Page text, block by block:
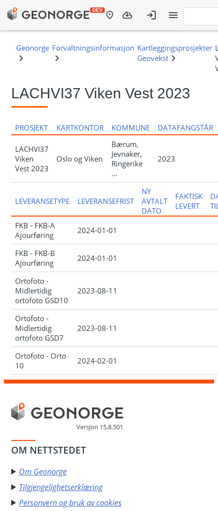
LACHVI37 Viken Vest 2023
PROSJEKT KARTKONTOR KOMMUNE DATAFANGSTÅR
LACHVI37
Viken
Vest 2023
Oslo og Viken
Bærum,
Jevnaker,
Ringerike
...
2023
LEVERANSETYPE LEVERANSEFRIST
NY
AVTALT
DATO
FAKTISK
LEVERT
FKB - FKB-A
Ajourføring
2024-01-01
FKB - FKB-B
Ajourføring
2024-01-01
Ortofoto -
Midlertidig
ortofoto GSD10
2023-08-11
Ortofoto -
Midlertidig
ortofoto GSD7
2023-08-11
Ortofoto - Orto
10
2024-02-01